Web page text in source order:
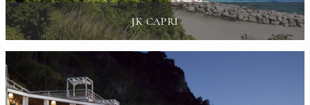
JK CAPRI